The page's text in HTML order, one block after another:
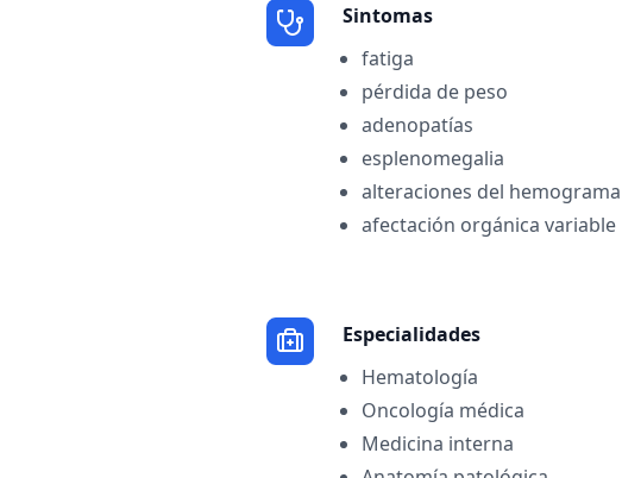
Sintomas
fatiga
pérdida de peso
adenopatías
esplenomegalia
alteraciones del hemograma
afectación orgánica variable
Especialidades
Hematología
Oncología médica
Medicina interna